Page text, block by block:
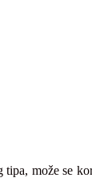
tipa, može se